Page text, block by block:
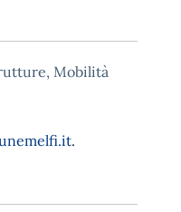
Mobilità
.